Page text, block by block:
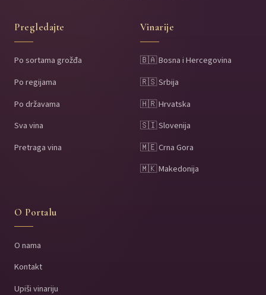
Pregledajte
Po sortama grožđa
Po regijama
Po državama
Sva vina
Pretraga vina
Vinarije
🇧🇦 Bosna i Hercegovina
🇷🇸 Srbija
🇭🇷 Hrvatska
🇸🇮 Slovenija
🇲🇪 Crna Gora
🇲🇰 Makedonija
O Portalu
O nama
Kontakt
Upiši vinariju